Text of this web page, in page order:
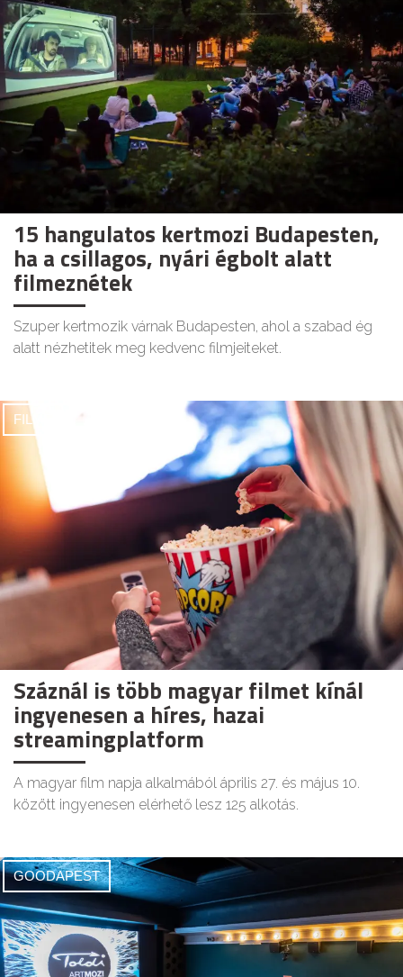
15 hangulatos kertmozi Budapesten,
ha a csillagos, nyári égbolt alatt
filmeznétek
Szuper kertmozik várnak Budapesten, ahol a szabad ég
alatt nézhetitek meg kedvenc filmjeiteket.
FILMEK
Száznál is több magyar filmet kínál
ingyenesen a híres, hazai
streamingplatform
A magyar film napja alkalmából április 27. és május 10.
között ingyenesen elérhető lesz 125 alkotás.
GOODAPEST